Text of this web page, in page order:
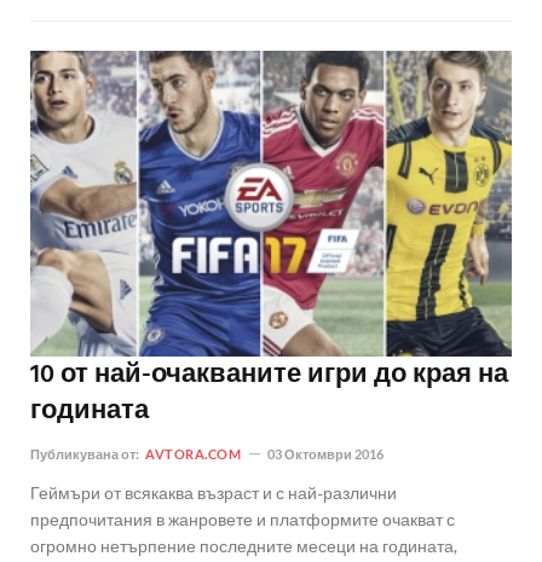
10 от най-очакваните игри до края на
годината
Публикувана от: AVTORA.COM 03 Октомври 2016
Геймъри от всякаква възраст и с най-различни
предпочитания в жанровете и платформите очакват с
огромно нетърпение последните месеци на годината,